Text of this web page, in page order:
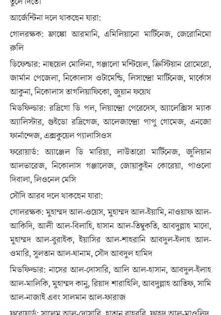
আর্জেন্টিনা দলে থাকছেন যারা:
গোলরক্ষক: ফ্রাঙ্কো আরমানি, এমিলিয়ানো মার্টিনেজ, জেরোনিমো
রুলি
ডিফেন্ডার: নাহুয়েল মোলিনা, গঞ্জালো মন্টিয়েল, ক্রিস্টিয়ান রোমেরো,
জার্মান পেজেলা, নিকোলাস ওটামেন্ডি, লিসান্দ্রো মার্টিনেজ, মার্কোস
আকুনা, নিকোলাস তাগলিয়াফিকো, জুয়ান ফয়েথ
মিডফিল্ডার: রদ্রিগো ডি পল, লিয়ান্দ্রো পেরেদেস, অ্যালেক্সিস ম্যাক
অ্যালিস্টার, গুইডো রদ্রিগেজ, আলেজান্দ্রো পাপু গোমেজ, এনজো
ফার্নান্দেজ, এক্সকুয়েল প্যালাসিওস
ফরোয়ার্ড: অ্যাঞ্জেল ডি মারিয়া, লাউতারো মার্টিনেজ, জুলিয়ান
আলভারেজ, নিকোলাস গঞ্জালেজ, জোয়াকুইন কোরেয়া, পাওলো
দিবালা, লিওনেল মেসি
সৌদি আরব দলে থাকছেন যারা:
গোলরক্ষক: মুহাম্মদ আল-ওয়েস, মুহাম্মদ আল-ইয়ামি, নাওয়াফ আল-
আকিদি, আলী আল-বিলাহি, হাসান আল-তিম্বুকতি, আবদুল্লাহ মাদো,
মুহাম্মদ আল-বুরাইক, ইয়াসির আল-শাহরানি আবদুল-ইলাহ আল-
ওমারি, সুলতান আল-ঘানাম, সৌদ আবদুল হামিদ
মিডফিল্ডার: নাসের আল-দোসারি, আলি আল-হাসান, আবদুল-ইলাহ
আল-মালিকি, মুহাম্মদ কানু, রিয়াদ শারাহিলি, আবদুল্লাহ আতিফ, সামি
আল-নাজাই এবং সালমান আল-ফারাজ